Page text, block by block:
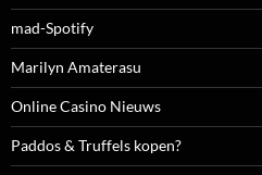
mad-Spotify
Marilyn Amaterasu
Online Casino Nieuws
Paddos & Truffels kopen?